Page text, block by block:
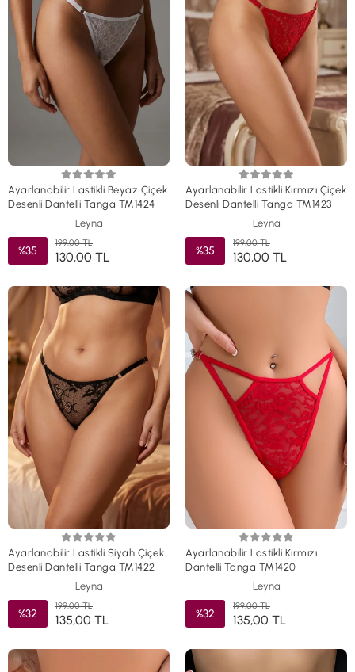
Ayarlanabilir Lastikli Beyaz Çiçek
Desenli Dantelli Tanga TM1424
Leyna
%35
199,00 TL
130,00 TL
Ayarlanabilir Lastikli Kırmızı Çiçek
Desenli Dantelli Tanga TM1423
Leyna
%35
199,00 TL
130,00 TL
Ayarlanabilir Lastikli Siyah Çiçek
Desenli Dantelli Tanga TM1422
Leyna
%32
199,00 TL
135,00 TL
Ayarlanabilir Lastikli Kırmızı
Dantelli Tanga TM1420
Leyna
%32
199,00 TL
135,00 TL